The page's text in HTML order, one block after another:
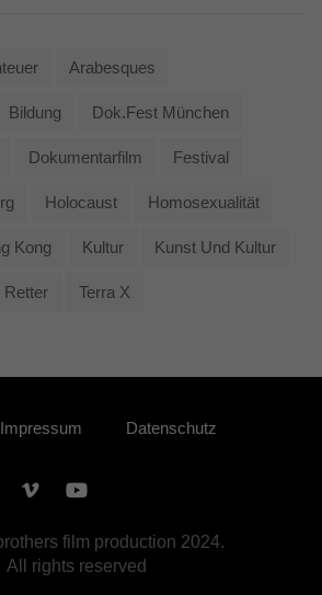
Arabesques
Bildung Dok.fest München
Dokumentarfilm Festival
Holocaust Homosexualität
Kong Kultur Kunst Und Kultur
Retter Terra X
Datenschutz
film production 2024.
All rights reserved